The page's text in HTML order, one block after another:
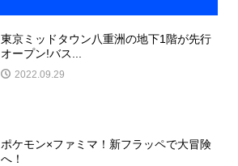
東京ミッドタウン八重洲の地下1階が先行
オープン!バス...
2022.09.29
ポケモン×ファミマ！新フラッペで大冒険
へ！